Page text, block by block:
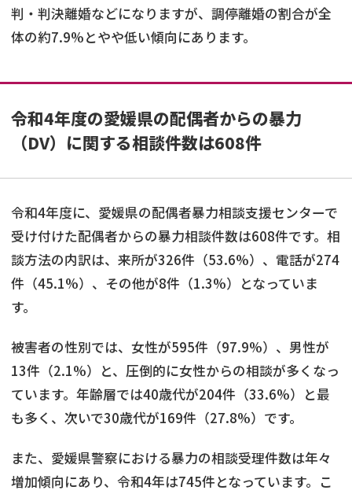
判・判決離婚などになりますが、調停離婚の割合が全
体の約7.9%とやや低い傾向にあります。
令和4年度の愛媛県の配偶者からの暴力
（DV）に関する相談件数は608件
令和4年度に、愛媛県の配偶者暴力相談支援センターで
受け付けた配偶者からの暴力相談件数は608件です。相
談方法の内訳は、来所が326件（53.6%）、電話が274
件（45.1%）、その他が8件（1.3%）となっていま
す。
被害者の性別では、女性が595件（97.9%）、男性が
13件（2.1%）と、圧倒的に女性からの相談が多くなっ
ています。年齢層では40歳代が204件（33.6%）と最
も多く、次いで30歳代が169件（27.8%）です。
また、愛媛県警察における暴力の相談受理件数は年々
増加傾向にあり、令和4年は745件となっています。こ